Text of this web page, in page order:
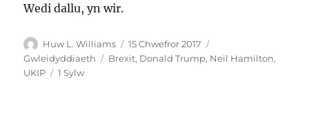
Wedi dallu, yn wir.
Awdur
Huw L. Williams
Cofnodwyd
ar
15 Chwefror 2017
Gwleidyddiaeth
Tagiau
Brexit, Donald Trump, Neil Hamilton,
UKIP
1 Sylwar